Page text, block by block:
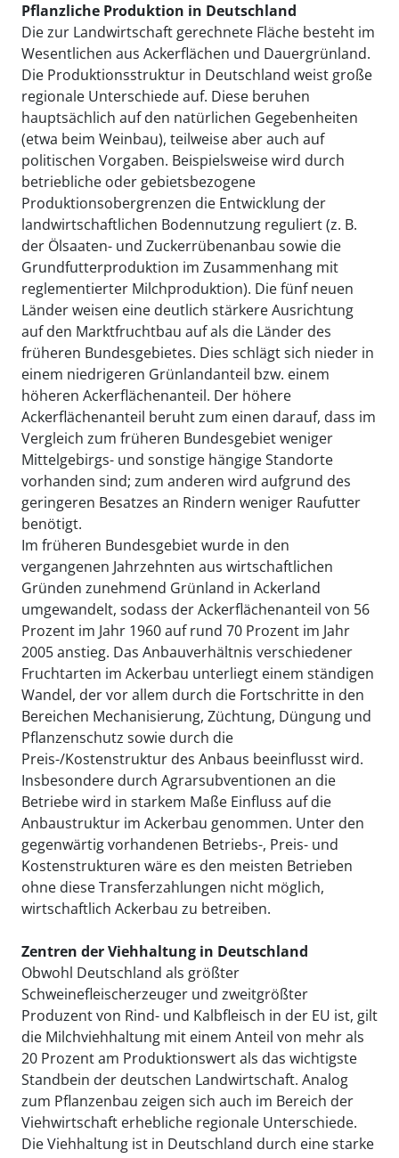
Pflanzliche Produktion in Deutschland
Die zur Landwirtschaft gerechnete Fläche besteht im
Wesentlichen aus Ackerflächen und Dauergrünland.
Die Produktionsstruktur in Deutschland weist große
regionale Unterschiede auf. Diese beruhen
hauptsächlich auf den natürlichen Gegebenheiten
(etwa beim Weinbau), teilweise aber auch auf
politischen Vorgaben. Beispielsweise wird durch
betriebliche oder gebietsbezogene
Produktionsobergrenzen die Entwicklung der
landwirtschaftlichen Bodennutzung reguliert (z. B.
der Ölsaaten- und Zuckerrübenanbau sowie die
Grundfutterproduktion im Zusammenhang mit
reglementierter Milchproduktion). Die fünf neuen
Länder weisen eine deutlich stärkere Ausrichtung
auf den Marktfruchtbau auf als die Länder des
früheren Bundesgebietes. Dies schlägt sich nieder in
einem niedrigeren Grünlandanteil bzw. einem
höheren Ackerflächenanteil. Der höhere
Ackerflächenanteil beruht zum einen darauf, dass im
Vergleich zum früheren Bundesgebiet weniger
Mittelgebirgs- und sonstige hängige Standorte
vorhanden sind; zum anderen wird aufgrund des
geringeren Besatzes an Rindern weniger Raufutter
benötigt.
Im früheren Bundesgebiet wurde in den
vergangenen Jahrzehnten aus wirtschaftlichen
Gründen zunehmend Grünland in Ackerland
umgewandelt, sodass der Ackerflächenanteil von 56
Prozent im Jahr 1960 auf rund 70 Prozent im Jahr
2005 anstieg. Das Anbauverhältnis verschiedener
Fruchtarten im Ackerbau unterliegt einem ständigen
Wandel, der vor allem durch die Fortschritte in den
Bereichen Mechanisierung, Züchtung, Düngung und
Pflanzenschutz sowie durch die
Preis-/Kostenstruktur des Anbaus beeinflusst wird.
Insbesondere durch Agrarsubventionen an die
Betriebe wird in starkem Maße Einfluss auf die
Anbaustruktur im Ackerbau genommen. Unter den
gegenwärtig vorhandenen Betriebs-, Preis- und
Kostenstrukturen wäre es den meisten Betrieben
ohne diese Transferzahlungen nicht möglich,
wirtschaftlich Ackerbau zu betreiben.
Zentren der Viehhaltung in Deutschland
Obwohl Deutschland als größter
Schweinefleischerzeuger und zweitgrößter
Produzent von Rind- und Kalbfleisch in der EU ist, gilt
die Milchviehhaltung mit einem Anteil von mehr als
20 Prozent am Produktionswert als das wichtigste
Standbein der deutschen Landwirtschaft. Analog
zum Pflanzenbau zeigen sich auch im Bereich der
Viehwirtschaft erhebliche regionale Unterschiede.
Die Viehhaltung ist in Deutschland durch eine starke